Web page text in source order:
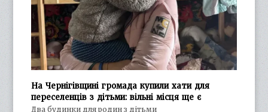
На Чернігівщині громада купили хати для
переселенців з дітьми: вільні місця ще є
Два будинки для родин з дітьми